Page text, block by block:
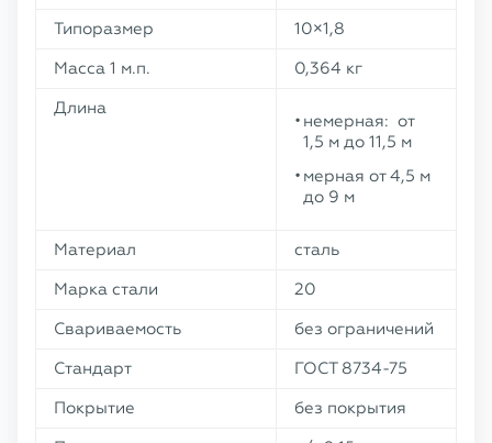
Типоразмер
10×1,8
Масса 1 м.п.
0,364 кг
Длина
немерная: от
1,5 м до 11,5 м
мерная от 4,5 м
до 9 м
Материал
сталь
Марка стали
20
Свариваемость
без ограничений
Стандарт
ГОСТ 8734-75
Покрытие
без покрытия